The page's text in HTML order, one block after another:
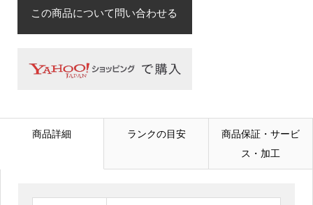
この商品について問い合わせる
商品詳細 ランクの目安
商品保証・サービ
ス・加工